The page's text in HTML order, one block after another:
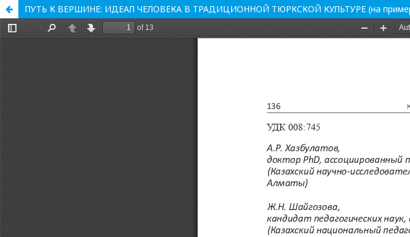
ПУТЬ К ВЕРШИНЕ: ИДЕАЛ ЧЕЛОВЕКА В ТРАДИЦИОННОЙ ТЮРКСКОЙ КУЛЬТУРЕ (на примере